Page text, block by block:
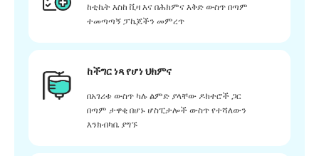
ከቲኬት እስከ ቪዛ እና በሕክምና እቅድ ውስጥ በጣም
ተመጣጣኝ ፓኬጆችን መምረጥ
ከችግር ነጻ የሆነ ህክምና
በአገሪቱ ውስጥ ካሉ ልምድ ያላቸው ዶክተሮች ጋር
በጣም ታዋቂ በሆኑ ሆስፒታሎች ውስጥ የተሻለውን
እንክብካቤ ያግኙ